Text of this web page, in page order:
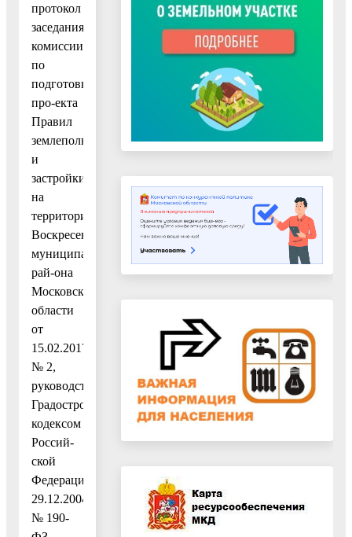
протокол
заседания
комиссии
по
подготовке
про-екта
Правил
землепользования
и
застройки
на
территории
Воскресенского
муниципального
рай-она
Московской
области
от
15.02.2017
№ 2,
руководствуясь
Градостроительным
кодексом
Россий-
ской
Федерации
29.12.2004
№ 190-